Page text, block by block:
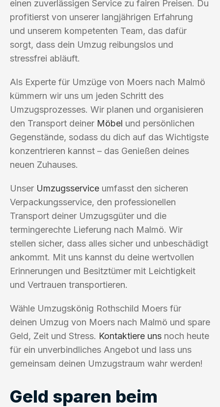
einen zuverlässigen Service zu fairen Preisen. Du
profitierst von unserer langjährigen Erfahrung
und unserem kompetenten Team, das dafür
sorgt, dass dein Umzug reibungslos und
stressfrei abläuft.
Als Experte für Umzüge von Moers nach Malmö
kümmern wir uns um jeden Schritt des
Umzugsprozesses. Wir planen und organisieren
den Transport deiner Möbel und persönlichen
Gegenstände, sodass du dich auf das Wichtigste
konzentrieren kannst – das Genießen deines
neuen Zuhauses.
Unser Umzugsservice umfasst den sicheren
Verpackungsservice, den professionellen
Transport deiner Umzugsgüter und die
termingerechte Lieferung nach Malmö. Wir
stellen sicher, dass alles sicher und unbeschädigt
ankommt. Mit uns kannst du deine wertvollen
Erinnerungen und Besitztümer mit Leichtigkeit
und Vertrauen transportieren.
Wähle Umzugskönig Rothschild Moers für
deinen Umzug von Moers nach Malmö und spare
Geld, Zeit und Stress. Kontaktiere uns noch heute
für ein unverbindliches Angebot und lass uns
gemeinsam deinen Umzugstraum wahr werden!
Geld sparen beim